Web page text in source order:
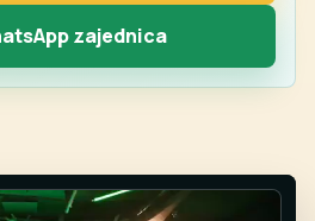
zajednica